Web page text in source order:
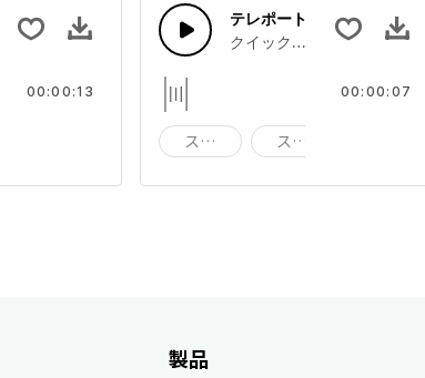
ザー
のシアターストリングとシンセパッドライザー
00:00:13
テレポート
クイックテレポートまたは
スティング スタブ
00:00:07
製品